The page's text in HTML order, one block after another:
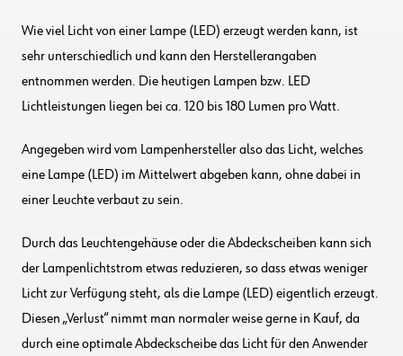
Wie viel Licht von einer Lampe (LED) erzeugt werden kann, ist
sehr unterschiedlich und kann den Herstellerangaben
entnommen werden. Die heutigen Lampen bzw. LED
Lichtleistungen liegen bei ca. 120 bis 180 Lumen pro Watt.
Angegeben wird vom Lampenhersteller also das Licht, welches
eine Lampe (LED) im Mittelwert abgeben kann, ohne dabei in
einer Leuchte verbaut zu sein.
Durch das Leuchtengehäuse oder die Abdeckscheiben kann sich
der Lampenlichtstrom etwas reduzieren, so dass etwas weniger
Licht zur Verfügung steht, als die Lampe (LED) eigentlich erzeugt.
Diesen „Verlust“ nimmt man normaler weise gerne in Kauf, da
durch eine optimale Abdeckscheibe das Licht für den Anwender